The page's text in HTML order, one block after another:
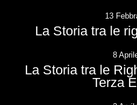
13
La Storia tra le
8
La Storia tra le
Terza